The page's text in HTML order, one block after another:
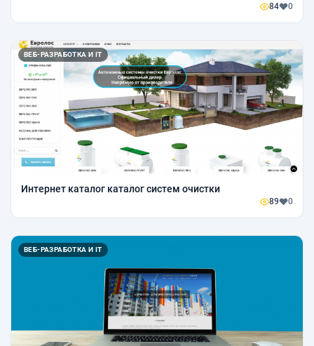
84 0
ВЕБ-РАЗРАБОТКА И IT
Интернет каталог каталог систем очистки
89 0
ВЕБ-РАЗРАБОТКА И IT